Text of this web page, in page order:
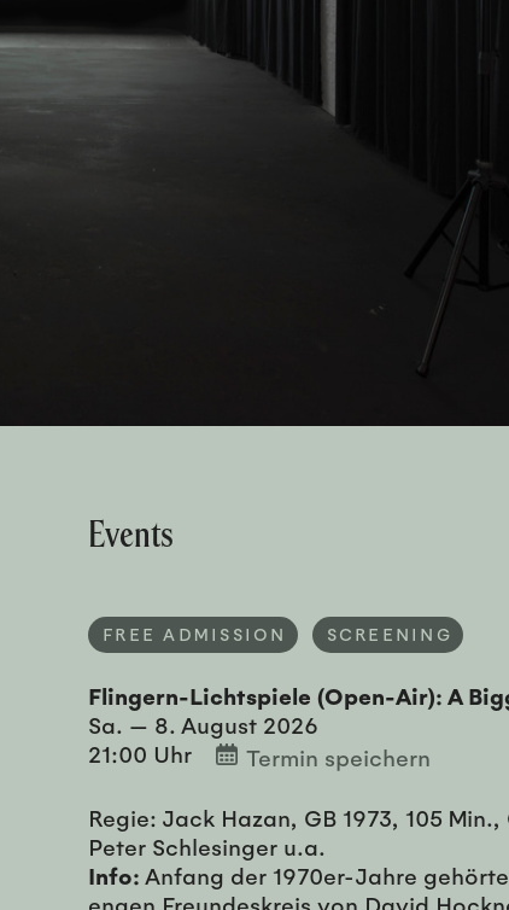
Events
FREE ADMISSION SCREENING
Flingern-Lichtspiele (Open-Air): A
Sa. — 8. August 2026
21:00 Uhr
Termin speichern
Regie: Jack Hazan, GB 1973, 105
Peter Schlesinger u.a.
Info: Anfang der 1970er-Jahre
engen Freundeskreis von David